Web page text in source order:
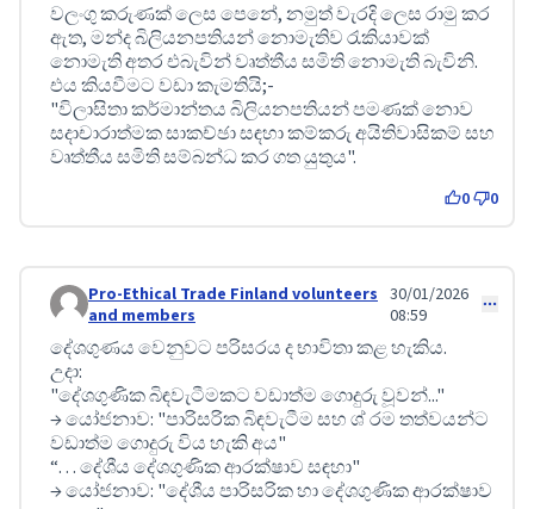
වලංගු කරුණක් ලෙස පෙනේ, නමුත් වැරදි ලෙස රාමු කර
ඇත, මන්ද බිලියනපතියන් නොමැතිව රැකියාවක්
නොමැති අතර එබැවින් වෘත්තීය සමිති නොමැති බැවිනි.
එය කියවීමට වඩා කැමතියි;-
"විලාසිතා කර්මාන්තය බිලියනපතියන් පමණක් නොව
සදාචාරාත්මක සාකච්ඡා සඳහා කම්කරු අයිතිවාසිකම් සහ
වෘත්තීය සමිති සම්බන්ධ කර ගත යුතුය".
0 0
Comment 618
Pro-Ethical Trade Finland volunteers
and members
30/01/2026
08:59
දේශගුණය වෙනුවට පරිසරය ද භාවිතා කළ හැකිය.
උදා:
"දේශගුණික බිඳවැටීමකට වඩාත්ම ගොදුරු වූවන්..."
→ යෝජනාව: "පාරිසරික බිඳවැටීම සහ ශ් රම තත්වයන්ට
වඩාත්ම ගොදුරු විය හැකි අය"
“… දේශීය දේශගුණික ආරක්ෂාව සඳහා"
→ යෝජනාව: "දේශීය පාරිසරික හා දේශගුණික ආරක්ෂාව